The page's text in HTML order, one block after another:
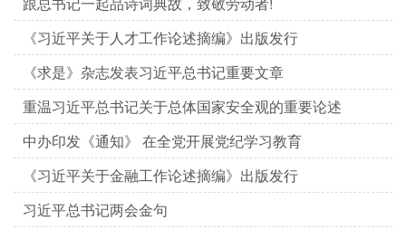
《习近平关于人才工作论述摘编》出版发行
《求是》杂志发表习近平总书记重要文章
重温习近平总书记关于总体国家安全观的重要论述
中办印发《通知》 在全党开展党纪学习教育
《习近平关于金融工作论述摘编》出版发行
习近平总书记两会金句